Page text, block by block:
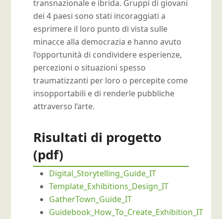
transnazionale e ibrida. Gruppi di giovani
dei 4 paesi sono stati incoraggiati a
esprimere il loro punto di vista sulle
minacce alla democrazia e hanno avuto
l’opportunità di condividere esperienze,
percezioni o situazioni spesso
traumatizzanti per loro o percepite come
insopportabili e di renderle pubbliche
attraverso l’arte.
Risultati di progetto
(pdf)
Digital_Storytelling_Guide_IT
Template_Exhibitions_Design_IT
GatherTown_Guide_IT
Guidebook_How_To_Create_Exhibition_IT